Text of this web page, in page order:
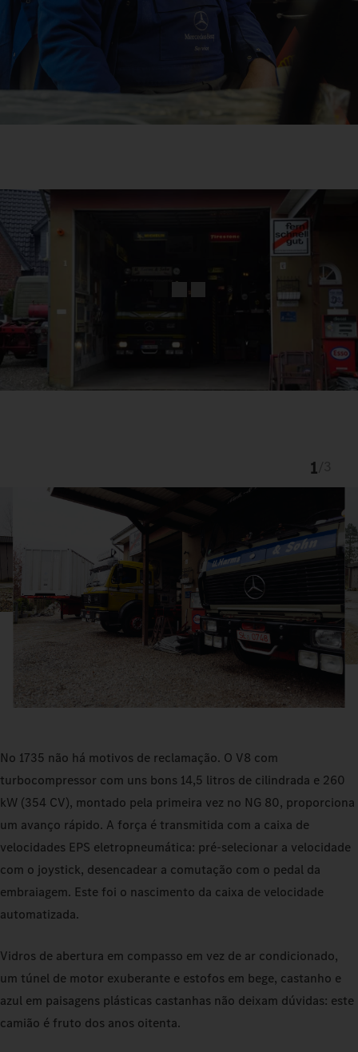
1
No 1735 não há motivos de reclamação. O V8 com
turbocompressor com uns bons 14,5 litros de cilindrada e 260
kW (354 CV), montado pela primeira vez no NG 80, proporciona
um avanço rápido. A força é transmitida com a caixa de
velocidades EPS eletropneumática: pré-selecionar a velocidade
com o joystick, desencadear a comutação com o pedal da
embraiagem. Este foi o nascimento da caixa de velocidade
automatizada.
Vidros de abertura em compasso em vez de ar condicionado,
um túnel de motor exuberante e estofos em bege, castanho e
azul em paisagens plásticas castanhas não deixam dúvidas: este
camião é fruto dos anos oitenta.